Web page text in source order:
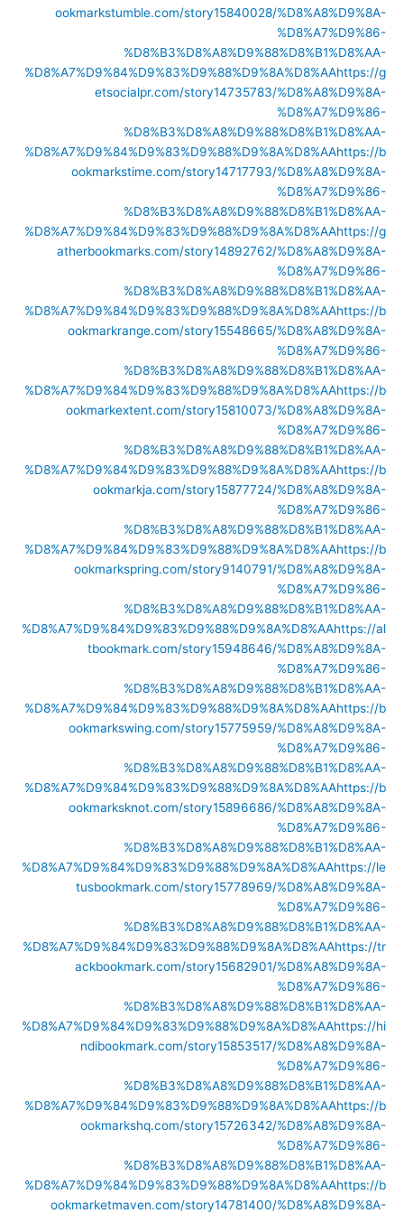
ookmarkstumble.com/story15840028/%D8%A8%D9%8A-
%D8%A7%D9%86-
%D8%B3%D8%A8%D9%88%D8%B1%D8%AA-
%D8%A7%D9%84%D9%83%D9%88%D9%8A%D8%AAhttps://g
etsocialpr.com/story14735783/%D8%A8%D9%8A-
%D8%A7%D9%86-
%D8%B3%D8%A8%D9%88%D8%B1%D8%AA-
%D8%A7%D9%84%D9%83%D9%88%D9%8A%D8%AAhttps://b
ookmarkstime.com/story14717793/%D8%A8%D9%8A-
%D8%A7%D9%86-
%D8%B3%D8%A8%D9%88%D8%B1%D8%AA-
%D8%A7%D9%84%D9%83%D9%88%D9%8A%D8%AAhttps://g
atherbookmarks.com/story14892762/%D8%A8%D9%8A-
%D8%A7%D9%86-
%D8%B3%D8%A8%D9%88%D8%B1%D8%AA-
%D8%A7%D9%84%D9%83%D9%88%D9%8A%D8%AAhttps://b
ookmarkrange.com/story15548665/%D8%A8%D9%8A-
%D8%A7%D9%86-
%D8%B3%D8%A8%D9%88%D8%B1%D8%AA-
%D8%A7%D9%84%D9%83%D9%88%D9%8A%D8%AAhttps://b
ookmarkextent.com/story15810073/%D8%A8%D9%8A-
%D8%A7%D9%86-
%D8%B3%D8%A8%D9%88%D8%B1%D8%AA-
%D8%A7%D9%84%D9%83%D9%88%D9%8A%D8%AAhttps://b
ookmarkja.com/story15877724/%D8%A8%D9%8A-
%D8%A7%D9%86-
%D8%B3%D8%A8%D9%88%D8%B1%D8%AA-
%D8%A7%D9%84%D9%83%D9%88%D9%8A%D8%AAhttps://b
ookmarkspring.com/story9140791/%D8%A8%D9%8A-
%D8%A7%D9%86-
%D8%B3%D8%A8%D9%88%D8%B1%D8%AA-
%D8%A7%D9%84%D9%83%D9%88%D9%8A%D8%AAhttps://al
tbookmark.com/story15948646/%D8%A8%D9%8A-
%D8%A7%D9%86-
%D8%B3%D8%A8%D9%88%D8%B1%D8%AA-
%D8%A7%D9%84%D9%83%D9%88%D9%8A%D8%AAhttps://b
ookmarkswing.com/story15775959/%D8%A8%D9%8A-
%D8%A7%D9%86-
%D8%B3%D8%A8%D9%88%D8%B1%D8%AA-
%D8%A7%D9%84%D9%83%D9%88%D9%8A%D8%AAhttps://b
ookmarksknot.com/story15896686/%D8%A8%D9%8A-
%D8%A7%D9%86-
%D8%B3%D8%A8%D9%88%D8%B1%D8%AA-
%D8%A7%D9%84%D9%83%D9%88%D9%8A%D8%AAhttps://le
tusbookmark.com/story15778969/%D8%A8%D9%8A-
%D8%A7%D9%86-
%D8%B3%D8%A8%D9%88%D8%B1%D8%AA-
%D8%A7%D9%84%D9%83%D9%88%D9%8A%D8%AAhttps://tr
ackbookmark.com/story15682901/%D8%A8%D9%8A-
%D8%A7%D9%86-
%D8%B3%D8%A8%D9%88%D8%B1%D8%AA-
%D8%A7%D9%84%D9%83%D9%88%D9%8A%D8%AAhttps://hi
ndibookmark.com/story15853517/%D8%A8%D9%8A-
%D8%A7%D9%86-
%D8%B3%D8%A8%D9%88%D8%B1%D8%AA-
%D8%A7%D9%84%D9%83%D9%88%D9%8A%D8%AAhttps://b
ookmarkshq.com/story15726342/%D8%A8%D9%8A-
%D8%A7%D9%86-
%D8%B3%D8%A8%D9%88%D8%B1%D8%AA-
%D8%A7%D9%84%D9%83%D9%88%D9%8A%D8%AAhttps://b
ookmarketmaven.com/story14781400/%D8%A8%D9%8A-